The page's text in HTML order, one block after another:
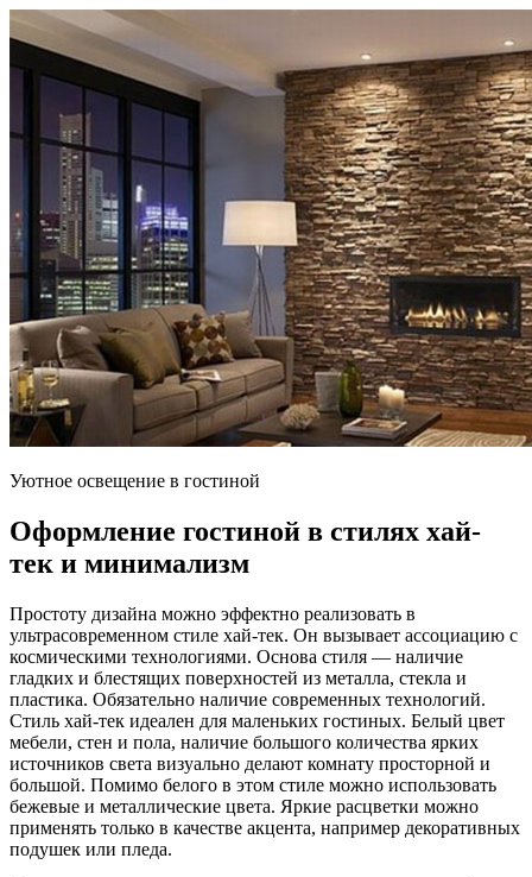
Уютное освещение в гостиной
Оформление гостиной в стилях хай-
тек и минимализм
Простоту дизайна можно эффектно реализовать в
ультрасовременном стиле хай-тек. Он вызывает ассоциацию с
космическими технологиями. Основа стиля — наличие
гладких и блестящих поверхностей из металла, стекла и
пластика. Обязательно наличие современных технологий.
Стиль хай-тек идеален для маленьких гостиных. Белый цвет
мебели, стен и пола, наличие большого количества ярких
источников света визуально делают комнату просторной и
большой. Помимо белого в этом стиле можно использовать
бежевые и металлические цвета. Яркие расцветки можно
применять только в качестве акцента, например декоративных
подушек или пледа.